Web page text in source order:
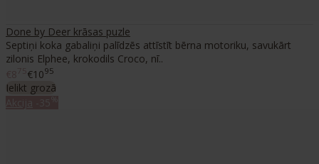
Done by Deer krāsas puzle
Septiņi koka gabaliņi palīdzēs attīstīt bērna motoriku, savukārt
zilonis Elphee, krokodils Croco, nī..
€1095
Ielikt grozā